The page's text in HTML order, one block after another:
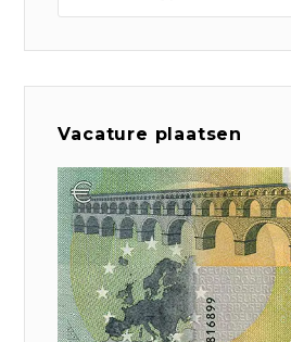
Vacature plaatsen